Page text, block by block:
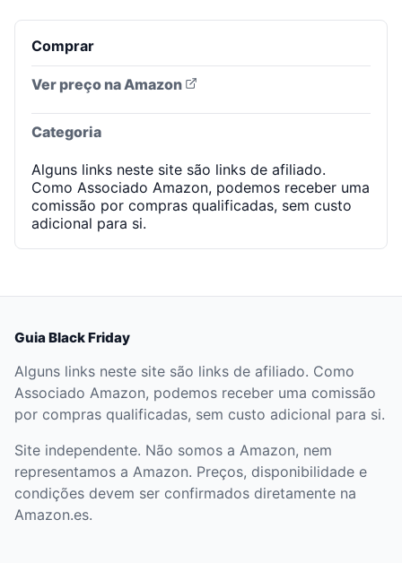
Comprar
Ver preço na Amazon
Categoria
Alguns links neste site são links de afiliado.
Como Associado Amazon, podemos receber uma
comissão por compras qualificadas, sem custo
adicional para si.
Guia Black Friday
Alguns links neste site são links de afiliado. Como
Associado Amazon, podemos receber uma comissão
por compras qualificadas, sem custo adicional para si.
Site independente. Não somos a Amazon, nem
representamos a Amazon. Preços, disponibilidade e
condições devem ser confirmados diretamente na
Amazon.es.